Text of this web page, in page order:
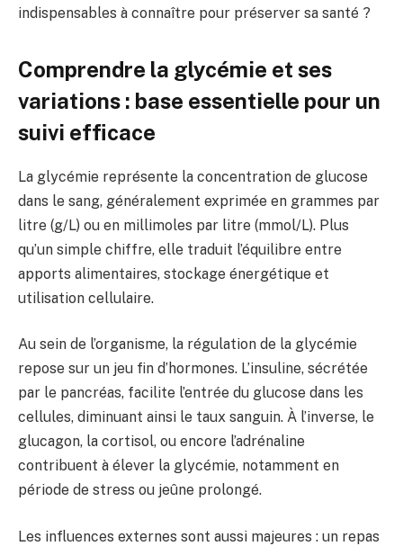
indispensables à connaître pour préserver sa santé ?
Comprendre la glycémie et ses
variations : base essentielle pour un
suivi efficace
La glycémie représente la concentration de glucose
dans le sang, généralement exprimée en grammes par
litre (g/L) ou en millimoles par litre (mmol/L). Plus
qu’un simple chiffre, elle traduit l’équilibre entre
apports alimentaires, stockage énergétique et
utilisation cellulaire.
Au sein de l’organisme, la régulation de la glycémie
repose sur un jeu fin d’hormones. L’insuline, sécrétée
par le pancréas, facilite l’entrée du glucose dans les
cellules, diminuant ainsi le taux sanguin. À l’inverse, le
glucagon, la cortisol, ou encore l’adrénaline
contribuent à élever la glycémie, notamment en
période de stress ou jeûne prolongé.
Les influences externes sont aussi majeures : un repas